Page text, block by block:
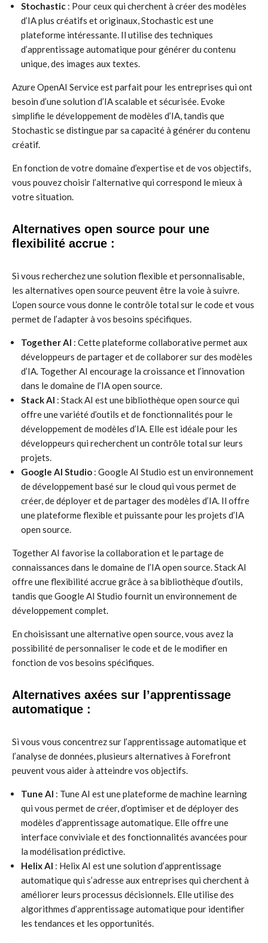
Stochastic : Pour ceux qui cherchent à créer des modèles
d’IA plus créatifs et originaux, Stochastic est une
plateforme intéressante. Il utilise des techniques
d’apprentissage automatique pour générer du contenu
unique, des images aux textes.
Azure OpenAI Service est parfait pour les entreprises qui ont
besoin d’une solution d’IA scalable et sécurisée. Evoke
simplifie le développement de modèles d’IA, tandis que
Stochastic se distingue par sa capacité à générer du contenu
créatif.
En fonction de votre domaine d’expertise et de vos objectifs,
vous pouvez choisir l’alternative qui correspond le mieux à
votre situation.
Alternatives open source pour une
flexibilité accrue :
Si vous recherchez une solution flexible et personnalisable,
les alternatives open source peuvent être la voie à suivre.
L’open source vous donne le contrôle total sur le code et vous
permet de l’adapter à vos besoins spécifiques.
Together AI : Cette plateforme collaborative permet aux
développeurs de partager et de collaborer sur des modèles
d’IA. Together AI encourage la croissance et l’innovation
dans le domaine de l’IA open source.
Stack AI : Stack AI est une bibliothèque open source qui
offre une variété d’outils et de fonctionnalités pour le
développement de modèles d’IA. Elle est idéale pour les
développeurs qui recherchent un contrôle total sur leurs
projets.
Google AI Studio : Google AI Studio est un environnement
de développement basé sur le cloud qui vous permet de
créer, de déployer et de partager des modèles d’IA. Il offre
une plateforme flexible et puissante pour les projets d’IA
open source.
Together AI favorise la collaboration et le partage de
connaissances dans le domaine de l’IA open source. Stack AI
offre une flexibilité accrue grâce à sa bibliothèque d’outils,
tandis que Google AI Studio fournit un environnement de
développement complet.
En choisissant une alternative open source, vous avez la
possibilité de personnaliser le code et de le modifier en
fonction de vos besoins spécifiques.
Alternatives axées sur l’apprentissage
automatique :
Si vous vous concentrez sur l’apprentissage automatique et
l’analyse de données, plusieurs alternatives à Forefront
peuvent vous aider à atteindre vos objectifs.
Tune AI : Tune AI est une plateforme de machine learning
qui vous permet de créer, d’optimiser et de déployer des
modèles d’apprentissage automatique. Elle offre une
interface conviviale et des fonctionnalités avancées pour
la modélisation prédictive.
Helix AI : Helix AI est une solution d’apprentissage
automatique qui s’adresse aux entreprises qui cherchent à
améliorer leurs processus décisionnels. Elle utilise des
algorithmes d’apprentissage automatique pour identifier
les tendances et les opportunités.